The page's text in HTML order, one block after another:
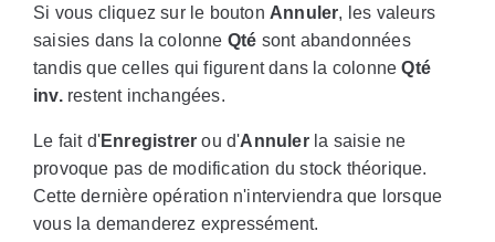
Si vous cliquez sur le bouton Annuler, les valeurs
saisies dans la colonne Qté sont abandonnées
tandis que celles qui figurent dans la colonneQté
inv.restent inchangées.
Le fait d'Enregistrer ou d'Annulerla saisie ne
provoque pas de modification du stock théorique.
Cette dernière opération n'interviendra que lorsque
vous la demanderez expressément.